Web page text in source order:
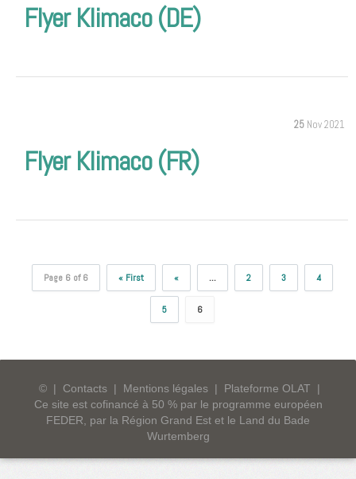
Flyer Klimaco (DE)
25 Nov 2021
Flyer Klimaco (FR)
Page 6 of 6 « First « ... 2 3 4
5 6
© | Contacts | Mentions légales | Plateforme OLAT
|
Ce site est cofinancé à 50 % par le programme européen
FEDER, par la Région Grand Est et le Land du Bade
Wurtemberg